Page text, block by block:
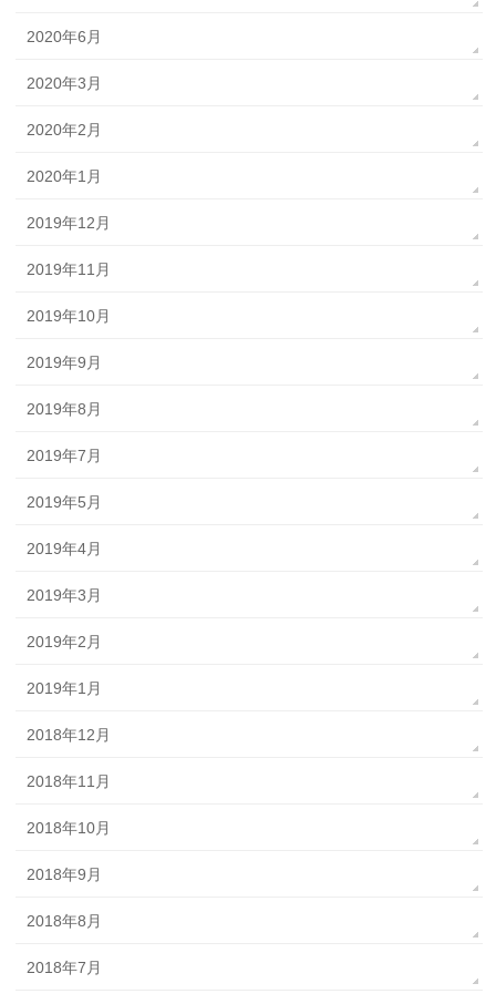
2020年6月
2020年3月
2020年2月
2020年1月
2019年12月
2019年11月
2019年10月
2019年9月
2019年8月
2019年7月
2019年5月
2019年4月
2019年3月
2019年2月
2019年1月
2018年12月
2018年11月
2018年10月
2018年9月
2018年8月
2018年7月